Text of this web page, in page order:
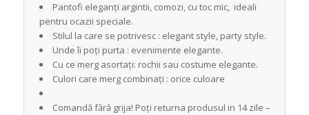
Pantofi eleganți argintii, comozi, cu toc mic, ideali
pentru ocazii speciale.
Stilul la care se potrivesc : elegant style, party style.
Unde îi poți purta : evenimente elegante.
Cu ce merg asortați: rochii sau costume elegante.
Culori care merg combinați : orice culoare
Comandă fără grija! Poți returna produsul in 14 zile –